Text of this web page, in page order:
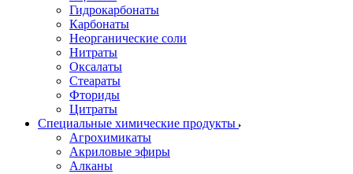
Гидрокарбонаты
Карбонаты
Неорганические соли
Нитраты
Оксалаты
Стеараты
Фториды
Цитраты
Специальные химические продукты
Агрохимикаты
Акриловые эфиры
Алканы